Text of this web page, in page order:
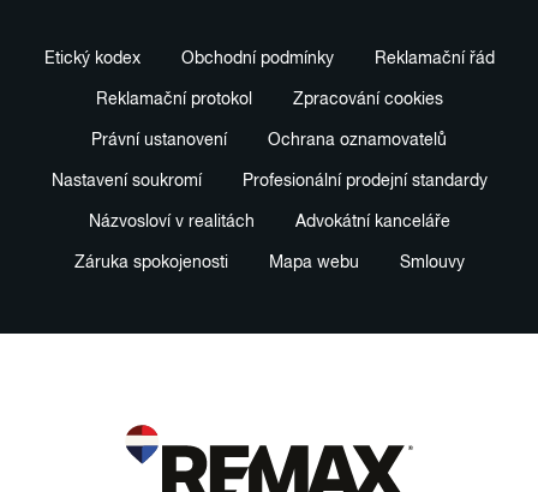
Etický kodex Obchodní podmínky Reklamační řád
Reklamační protokol Zpracování cookies
Právní ustanovení Ochrana oznamovatelů
Nastavení soukromí Profesionální prodejní standardy
Názvosloví v realitách Advokátní kanceláře
Záruka spokojenosti Mapa webu Smlouvy